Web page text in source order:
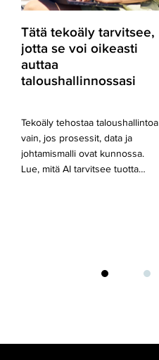
taloushallinnossasi
Tätä tekoäly tarvitsee,
jotta se voi oikeasti
auttaa
taloushallinnossasi
Tekoäly tehostaa taloushallintoa
vain, jos prosessit, data ja
johtamismalli ovat kunnossa.
Lue, mitä AI tarvitsee tuotta…